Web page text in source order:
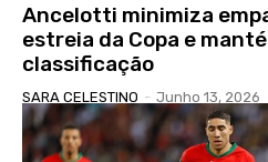
Ancelotti minimiza
estreia da Copa e
classificação
SARA CELESTINO - Junho 13, 2026